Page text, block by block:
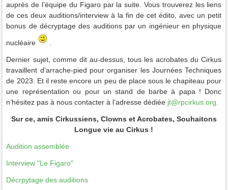
auprès de l’équipe du Figaro par la suite. Vous trouverez les liens
de ces deux auditions/interview à la fin de cet édito, avec un petit
bonus de décryptage des auditions par un ingénieur en physique
nucléaire
Dernier sujet, comme dit au-dessus, tous les acrobates du Cirkus
travaillent d’arrache-pied pour organiser les Journées Techniques
de 2023. Et il reste encore un peu de place sous le chapiteau pour
une représentation ou pour un stand de barbe à papa ! Donc
n’hésitez pas à nous contacter à l’adresse dédiée jt@rpcirkus.org
Sur ce, amis Cirkussiens, Clowns et Acrobates, Souhaitons
Longue vie au Cirkus !
Audition assemblée
Interview "Le Figaro"
Décrpytage des auditions